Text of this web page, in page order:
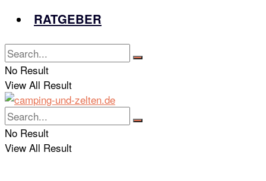
RATGEBER
No Result
View All Result
No Result
View All Result